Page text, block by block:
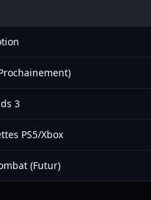
3
PS5/Xbox
(Futur)